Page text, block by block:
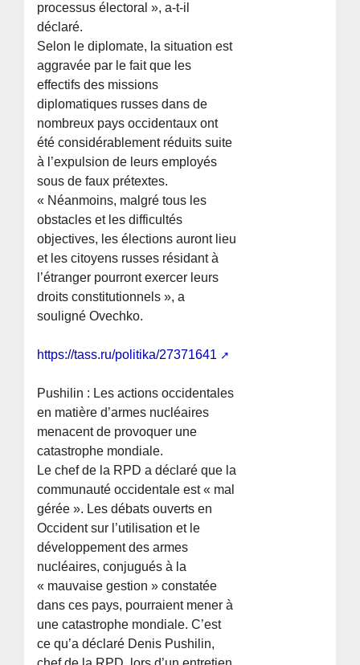
processus électoral », a-t-il
déclaré.
Selon le diplomate, la situation est
aggravée par le fait que les
effectifs des missions
diplomatiques russes dans de
nombreux pays occidentaux ont
été considérablement réduits suite
à l’expulsion de leurs employés
sous de faux prétextes.
« Néanmoins, malgré tous les
obstacles et les difficultés
objectives, les élections auront lieu
et les citoyens russes résidant à
l’étranger pourront exercer leurs
droits constitutionnels », a
souligné Ovechko.
https://tass.ru/politika/27371641
Pushilin : Les actions occidentales
en matière d’armes nucléaires
menacent de provoquer une
catastrophe mondiale.
Le chef de la RPD a déclaré que la
communauté occidentale est « mal
gérée ». Les débats ouverts en
Occident sur l’utilisation et le
développement des armes
nucléaires, conjugués à la
« mauvaise gestion » constatée
dans ces pays, pourraient mener à
une catastrophe mondiale. C’est
ce qu’a déclaré Denis Pushilin,